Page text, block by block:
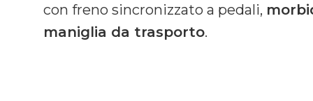
con freno sincronizzato a pedali,
maniglia da trasporto.